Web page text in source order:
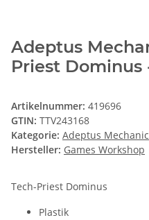
Adeptus
Priest
Artikelnummer: 419696
GTIN: TTV243168
Kategorie: Adeptus
Hersteller: Games Workshop
Tech-Priest Dominus
Plastik